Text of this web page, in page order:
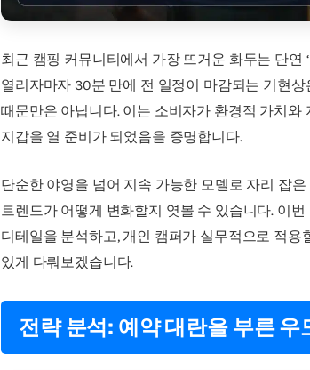
최근 캠핑 커뮤니티에서 가장 뜨거운 화두는 단연
열리자마자 30분 만에 전 일정이 마감되는 기현
때문만은 아닙니다. 이는 소비자가 환경적 가치와
지갑을 열 준비가 되었음을 증명합니다.
단순한 야영을 넘어 지속 가능한 모델로 자리 잡
트렌드가 어떻게 변화할지 엿볼 수 있습니다. 이
디테일을 분석하고, 개인 캠퍼가 실무적으로 적
있게 다뤄보겠습니다.
전략 분석: 예약 대란을 부른